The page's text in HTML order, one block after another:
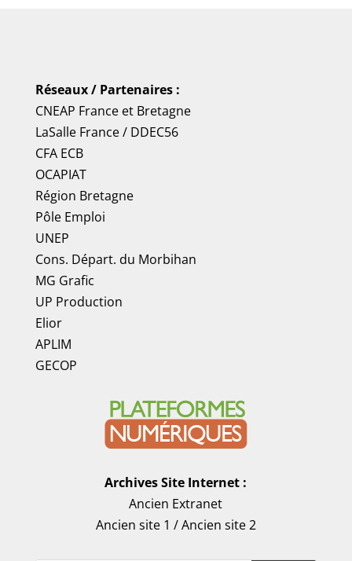
Réseaux / Partenaires :
CNEAP Franceet Bretagne
LaSalle France/ DDEC56
CFA ECB
OCAPIAT
Région Bretagne
Pôle Emploi
UNEP
Cons. Départ. du Morbihan
MG Grafic
UP Production
Elior
APLIM
GECOP
Archives Site Internet :
Ancien Extranet
Ancien site 1 /Ancien site 2